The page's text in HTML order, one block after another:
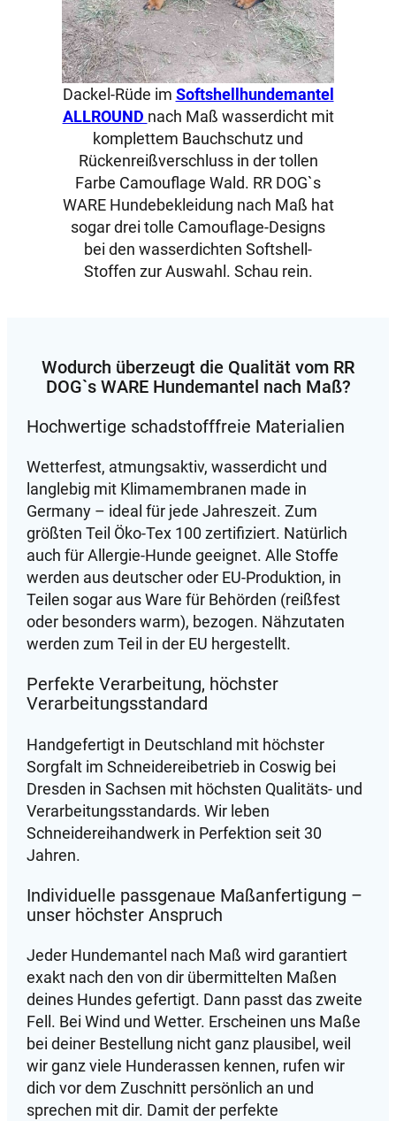
Dackel-Rüde im Softshellhundemantel
ALLROUND nach Maß wasserdicht mit
komplettem Bauchschutz und
Rückenreißverschluss in der tollen
Farbe Camouflage Wald. RR DOG`s
WARE Hundebekleidung nach Maß hat
sogar drei tolle Camouflage-Designs
bei den wasserdichten Softshell-
Stoffen zur Auswahl. Schau rein.
Wodurch überzeugt die Qualität vom RR
DOG`s WARE Hundemantel nach Maß?
Hochwertige schadstofffreie Materialien
Wetterfest, atmungsaktiv, wasserdicht und
langlebig mit Klimamembranen made in
Germany – ideal für jede Jahreszeit. Zum
größten Teil Öko-Tex 100 zertifiziert. Natürlich
auch für Allergie-Hunde geeignet. Alle Stoffe
werden aus deutscher oder EU-Produktion, in
Teilen sogar aus Ware für Behörden (reißfest
oder besonders warm), bezogen. Nähzutaten
werden zum Teil in der EU hergestellt.
Perfekte Verarbeitung, höchster
Verarbeitungsstandard
Handgefertigt in Deutschland mit höchster
Sorgfalt im Schneidereibetrieb in Coswig bei
Dresden in Sachsen mit höchsten Qualitäts- und
Verarbeitungsstandards. Wir leben
Schneidereihandwerk in Perfektion seit 30
Jahren.
Individuelle passgenaue Maßanfertigung –
unser höchster Anspruch
Jeder Hundemantel nach Maß wird garantiert
exakt nach den von dir übermittelten Maßen
deines Hundes gefertigt. Dann passt das zweite
Fell. Bei Wind und Wetter. Erscheinen uns Maße
bei deiner Bestellung nicht ganz plausibel, weil
wir ganz viele Hunderassen kennen, rufen wir
dich vor dem Zuschnitt persönlich an und
sprechen mit dir. Damit der perfekte